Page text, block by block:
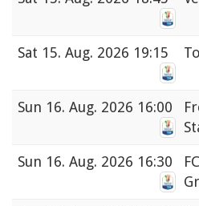
Sat 15. Aug. 2026 19:15
Sun 16. Aug. 2026 16:00
Sun 16. Aug. 2026 16:30